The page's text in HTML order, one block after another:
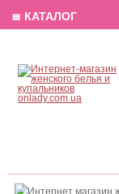
≣ КАТАЛОГ